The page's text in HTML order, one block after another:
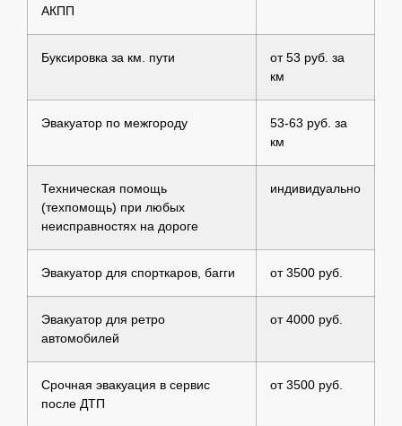
АКПП
Буксировка за км. пути
от 53 руб. за
км
Эвакуатор по межгороду
53-63 руб. за
км
Техническая помощь
(техпомощь) при любых
неисправностях на дороге
индивидуально
Эвакуатор для спорткаров, багги от 3500 руб.
Эвакуатор для ретро
автомобилей
от 4000 руб.
Срочная эвакуация в сервис
после ДТП
от 3500 руб.